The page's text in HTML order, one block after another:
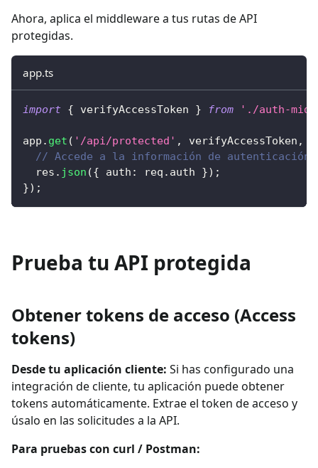
Ahora, aplica el middleware a tus rutas de API
protegidas.
app.ts
import { verifyAccessToken } from './auth-
app . get ( '/api/protected' , verifyAccessToken ,
// Accede a la información de autenticación
  res
. json ({ auth : req . auth }) ;
}) ;
Prueba tu API protegida
Obtener tokens de acceso (Access
tokens)
Desde tu aplicación cliente: Si has configurado una
integración de cliente, tu aplicación puede obtener
tokens automáticamente. Extrae el token de acceso y
úsalo en las solicitudes a la API.
Para pruebas con curl / Postman: